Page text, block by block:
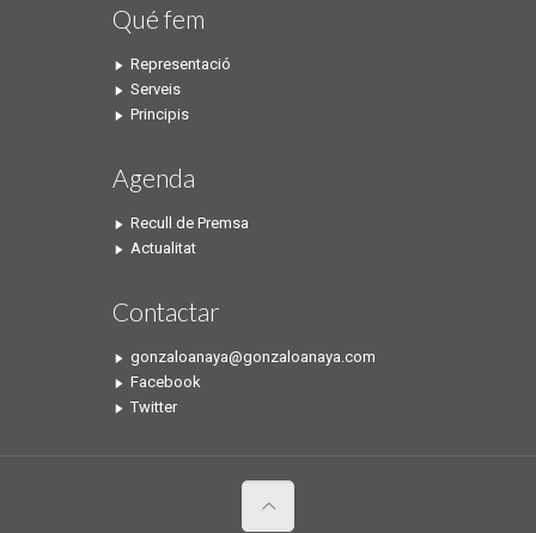
Qué fem
Representació
Serveis
Principis
Agenda
Recull de Premsa
Actualitat
Contactar
gonzaloanaya@gonzaloanaya.com
Facebook
Twitter